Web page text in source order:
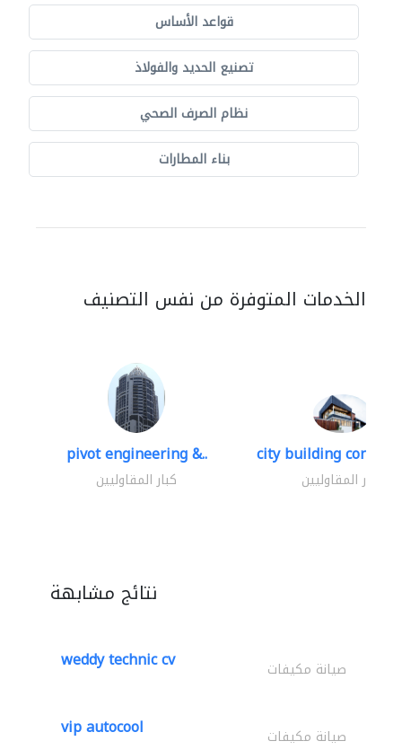
قواعد الأساس
تصنيع الحديد والفولاذ
نظام الصرف الصحي
بناء المطارات
الخدمات المتوفرة من نفس التصنيف
pivot engineering &..
كبار المقاوليين
city building
كبار المقاوليين
نتائج مشابهة
weddy technic cv صيانة مكيفات
vip autocool صيانة مكيفات